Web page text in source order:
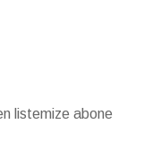
listemize abone